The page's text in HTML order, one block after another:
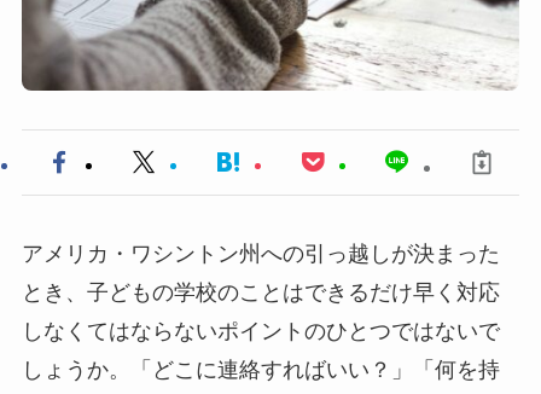
アメリカ・ワシントン州への引っ越しが決まった
とき、子どもの学校のことはできるだけ早く対応
しなくてはならないポイントのひとつではないで
しょうか。「どこに連絡すればいい？」「何を持